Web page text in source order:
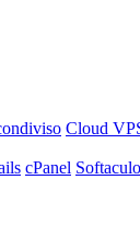
Cloud
cPanel